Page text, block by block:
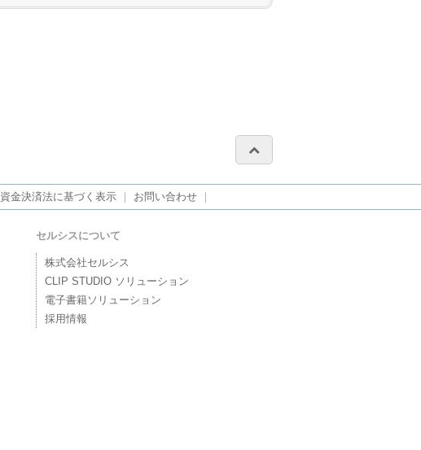
資金決済法に基づく表示 お問い合わせ
セルシスについて
株式会社セルシス
CLIP STUDIO ソリューション
電子書籍ソリューション
採用情報